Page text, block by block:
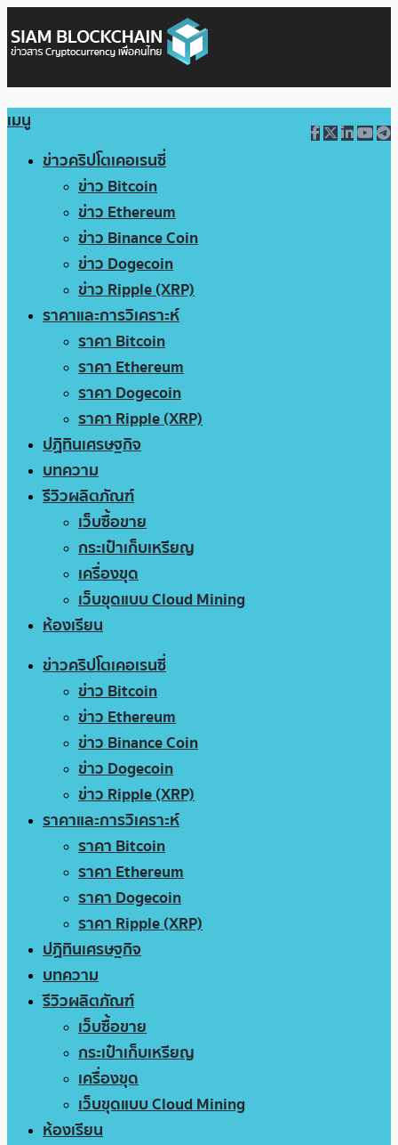
เมนู
ข่าวคริปโตเคอเรนซี่
ข่าว Bitcoin
ข่าว Ethereum
ข่าว Binance Coin
ข่าว Dogecoin
ข่าว Ripple (XRP)
ราคาและการวิเคราะห์
ราคา Bitcoin
ราคา Ethereum
ราคา Dogecoin
ราคา Ripple (XRP)
ปฏิทินเศรษฐกิจ
บทความ
รีวิวผลิตภัณฑ์
เว็บซื้อขาย
กระเป๋าเก็บเหรียญ
เครื่องขุด
เว็บขุดแบบ Cloud Mining
ห้องเรียน
ข่าวคริปโตเคอเรนซี่
ข่าว Bitcoin
ข่าว Ethereum
ข่าว Binance Coin
ข่าว Dogecoin
ข่าว Ripple (XRP)
ราคาและการวิเคราะห์
ราคา Bitcoin
ราคา Ethereum
ราคา Dogecoin
ราคา Ripple (XRP)
ปฏิทินเศรษฐกิจ
บทความ
รีวิวผลิตภัณฑ์
เว็บซื้อขาย
กระเป๋าเก็บเหรียญ
เครื่องขุด
เว็บขุดแบบ Cloud Mining
ห้องเรียน